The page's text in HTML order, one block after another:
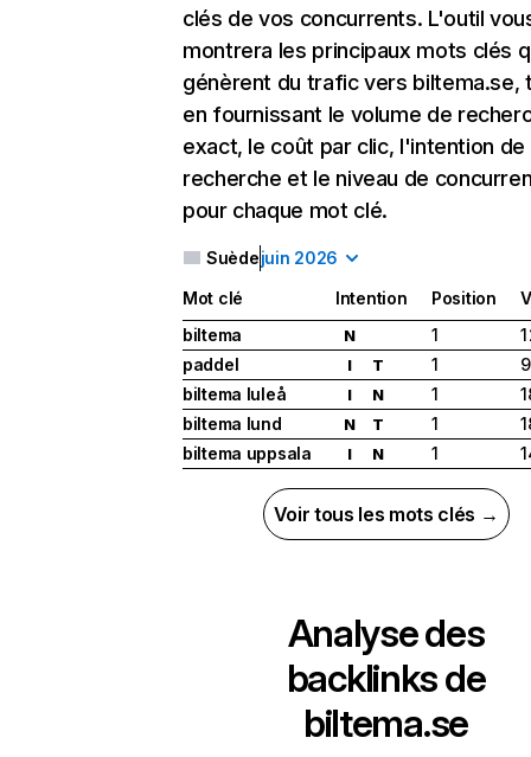
clés de vos concurrents. L'outil
montrera les principaux mots clés
génèrent du trafic vers biltema.se,
en fournissant le volume de
exact, le coût par clic, l'intention de
recherche et le niveau de
pour chaque mot clé.
Suèdejuin 2026
Mot clé Intention Position
biltema
N 1
paddel
I T 1
biltema luleå
I N 1
biltema lund
N T 1
biltema uppsala
I N 1
Voir tous les mots clés →
Analyse des
backlinks de
biltema.se